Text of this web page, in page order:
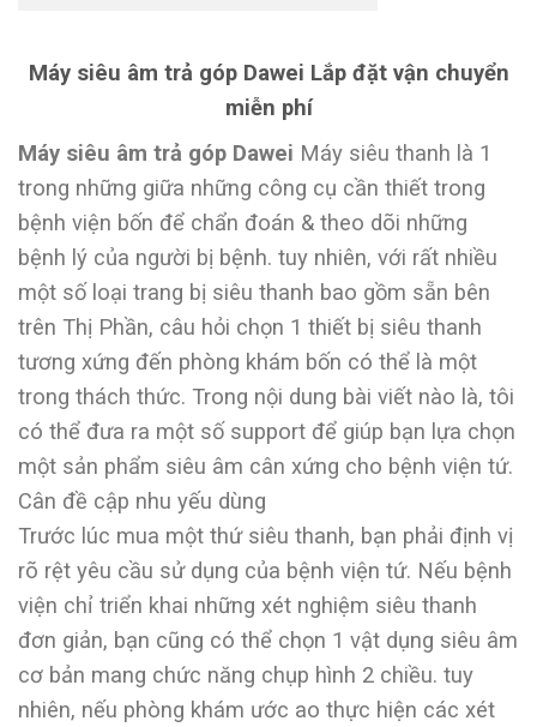
Máy siêu âm trả góp Dawei Lắp đặt vận chuyển
miễn phí
Máy siêu âm trả góp Dawei Máy siêu thanh là 1
trong những giữa những công cụ cần thiết trong
bệnh viện bốn để chẩn đoán & theo dõi những
bệnh lý của người bị bệnh. tuy nhiên, với rất nhiều
một số loại trang bị siêu thanh bao gồm sẵn bên
trên Thị Phần, câu hỏi chọn 1 thiết bị siêu thanh
tương xứng đến phòng khám bốn có thể là một
trong thách thức. Trong nội dung bài viết nào là, tôi
có thể đưa ra một số support để giúp bạn lựa chọn
một sản phẩm siêu âm cân xứng cho bệnh viện tứ.
Cân đề cập nhu yếu dùng
Trước lúc mua một thứ siêu thanh, bạn phải định vị
rõ rệt yêu cầu sử dụng của bệnh viện tứ. Nếu bệnh
viện chỉ triển khai những xét nghiệm siêu thanh
đơn giản, bạn cũng có thể chọn 1 vật dụng siêu âm
cơ bản mang chức năng chụp hình 2 chiều. tuy
nhiên, nếu phòng khám ước ao thực hiện các xét